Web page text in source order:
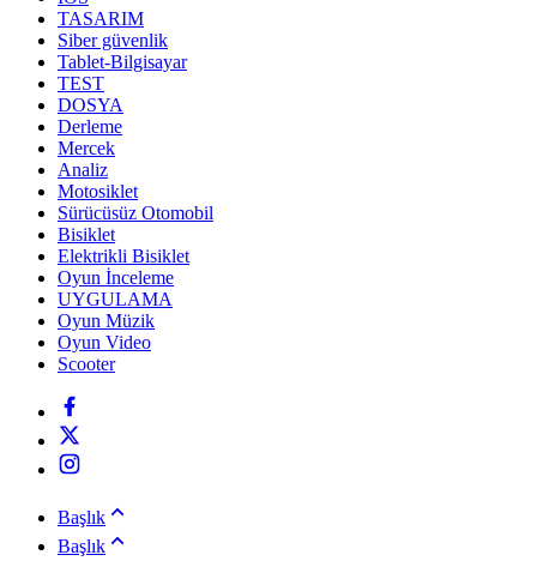
TASARIM
Siber güvenlik
Tablet-Bilgisayar
TEST
DOSYA
Derleme
Mercek
Analiz
Motosiklet
Sürücüsüz Otomobil
Bisiklet
Elektrikli Bisiklet
Oyun İnceleme
UYGULAMA
Oyun Müzik
Oyun Video
Scooter
Başlık
Başlık